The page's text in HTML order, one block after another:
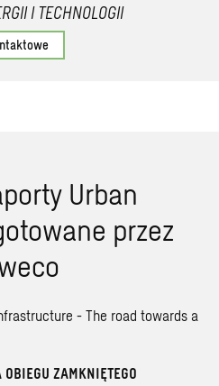
I TECHNOLOGII
Urban
przez
OBIEGU ZAMKNIĘTEGO